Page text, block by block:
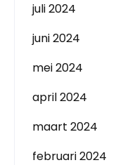
juli 2024
juni 2024
mei 2024
april 2024
maart 2024
februari 2024